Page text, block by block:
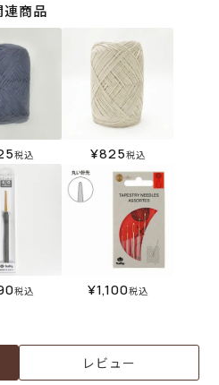
連商品
税込 ¥825税込
税込 ¥1,100税込
レビュー